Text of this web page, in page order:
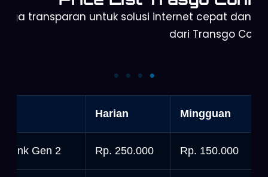
transparan untuk solusi internet cepat dan
dari Transgo
Harian Mingguan
Gen 2 Rp. 250.000 Rp. 150.000